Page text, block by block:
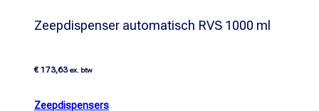
Zeepdispenser automatisch RVS 1000 ml
€ 173,63 ex. btw
Zeepdispensers